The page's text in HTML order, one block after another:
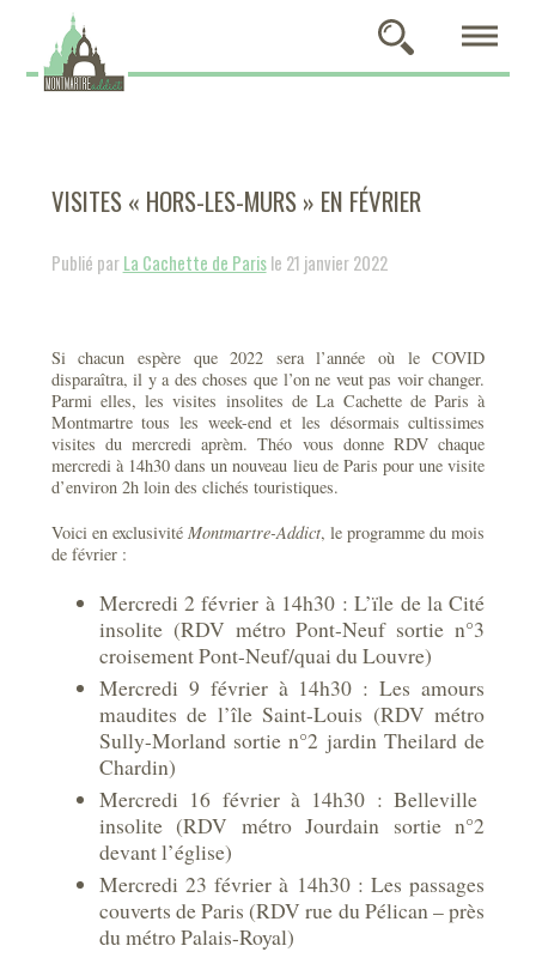
VISITES « HORS-LES-MURS » EN FÉVRIER
Publié parLa Cachette de Parisle 21 janvier 2022
Si chacun espère que 2022 sera l’année où le COVID
disparaîtra, il y a des choses que l’on ne veut pas voir changer.
Parmi elles, les visites insolites de La Cachette de Paris à
Montmartre tous les week-end et les désormais cultissimes
visites du mercredi aprèm. Théo vous donne RDV chaque
mercredi à 14h30 dans un nouveau lieu de Paris pour une visite
d’environ 2h loin des clichés touristiques.
Voici en exclusivité Montmartre-Addict, le programme du mois
de février :
Mercredi 2 février à 14h30 : L’ïle de la Cité
insolite (RDV métro Pont-Neuf sortie n°3
croisement Pont-Neuf/quai du Louvre)
Mercredi 9 février à 14h30 : Les amours
maudites de l’île Saint-Louis (RDV métro
Sully-Morland sortie n°2 jardin Theilard de
Chardin)
Mercredi 16 février à 14h30 : Belleville
insolite (RDV métro Jourdain sortie n°2
devant l’église)
Mercredi 23 février à 14h30 : Les passages
couverts de Paris (RDV rue du Pélican – près
du métro Palais-Royal)